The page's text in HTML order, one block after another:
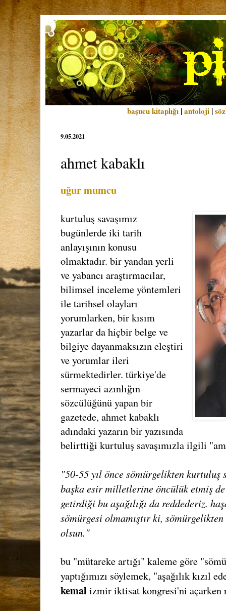
başucu kitaplığı |antoloji |
9.05.2021
ahmet kabaklı
uğur mumcu
kurtuluş savaşımız
bugünlerde iki tarih
anlayışının konusu
olmaktadır. bir yandan yerli
ve yabancı araştırmacılar,
bilimsel inceleme yöntemleri
ile tarihsel olayları
yorumlarken, bir kısım
yazarlar da hiçbir belge ve
bilgiye dayanmaksızın eleştiri
ve yorumlar ileri
sürmektedirler. türkiye'de
sermayeci azınlığın
sözcülüğünü yapan bir
gazetede, ahmet kabaklı
adındaki yazarın bir yazısında
belirttiği kurtuluş savaşımızla ilgili
"50-55 yıl önce sömürgelikten kurtuluş
başka esir milletlerine öncülük etmiş de
getirdiği bu aşağılığı da reddederiz.
sömürgesi olmamıştır ki, sömürgelikten
olsun."
bu "mütareke artığı" kaleme göre
yaptığımızı söylemek, "aşağılık kızıl
kemal izmir iktisat kongresi'ni açarken